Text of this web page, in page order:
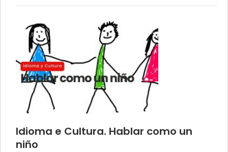
Idioma e Cultura. Hablar como un
niño